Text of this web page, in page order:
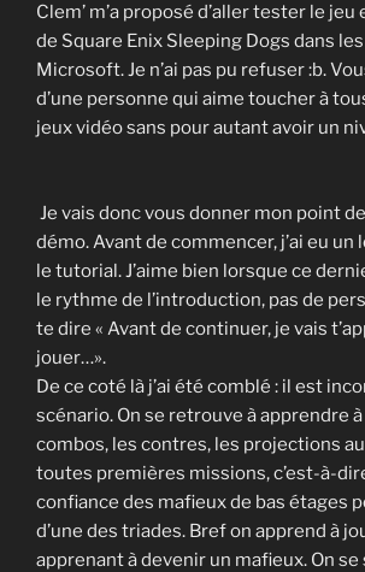
Clem’ m’a proposé d’aller tester le
de Square Enix Sleeping Dogs dans
Microsoft. Je n’ai pas pu refuser :b.
d’une personne qui aime toucher à
jeux vidéo sans pour autant avoir un
Je vais donc vous donner mon point
démo. Avant de commencer, j’ai eu
le tutorial. J’aime bien lorsque ce
le rythme de l’introduction, pas de
te dire « Avant de continuer, je vais
jouer…».
De ce coté là j’ai été comblé : il est
scénario. On se retrouve à apprendre
combos, les contres, les projections
toutes premières missions, c’est-à-
confiance des mafieux de bas étages
d’une des triades. Bref on apprend à
apprenant à devenir un mafieux. On